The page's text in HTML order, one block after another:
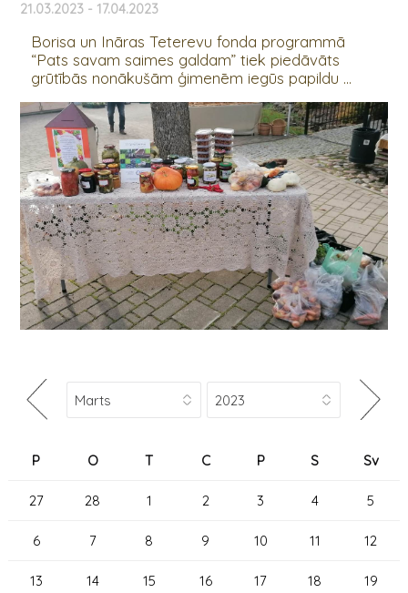
21.03.2023 - 17.04.2023
Borisa un Ināras Teterevu fonda programmā
“Pats savam saimes galdam” tiek piedāvāts
grūtībās nonākušām ģimenēm iegūs papildu ...
P O T C P S Sv
27 28 1 2 3 4 5
6 7 8 9 10 11 12
13 14 15 16 17 18 19